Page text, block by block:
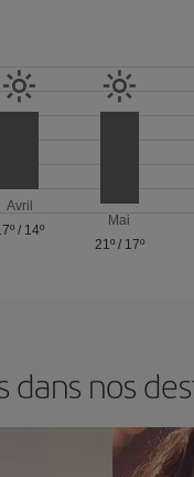
Avril
/ 14º
Mai
21º/ 17º
dans nos